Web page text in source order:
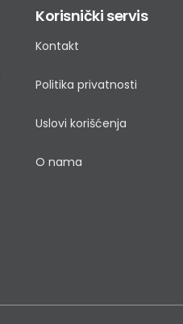
Korisnički servis
Kontakt
Politika privatnosti
Uslovi korišćenja
O nama